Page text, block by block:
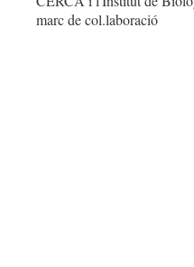
marc de col.laboració